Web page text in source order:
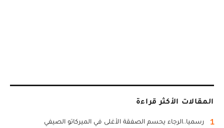
المقالات الأكثر قراءة
1 رسميا..الرجاء يحسم الصفقة الأغلى في الميركاتو الصيفي